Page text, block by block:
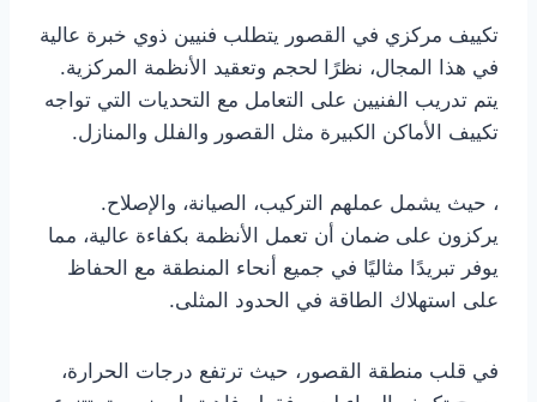
تكييف مركزي في القصور يتطلب فنيين ذوي خبرة عالية
في هذا المجال، نظرًا لحجم وتعقيد الأنظمة المركزية.
يتم تدريب الفنيين على التعامل مع التحديات التي تواجه
تكييف الأماكن الكبيرة مثل القصور والفلل والمنازل.
، حيث يشمل عملهم التركيب، الصيانة، والإصلاح.
يركزون على ضمان أن تعمل الأنظمة بكفاءة عالية، مما
يوفر تبريدًا مثاليًا في جميع أنحاء المنطقة مع الحفاظ
على استهلاك الطاقة في الحدود المثلى.
في قلب منطقة القصور، حيث ترتفع درجات الحرارة،